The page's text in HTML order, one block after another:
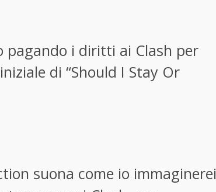
pagando i diritti ai Clash per
di “Should I Stay Or
suona come io immaginerei